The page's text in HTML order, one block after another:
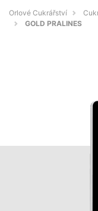
Orlové Cukrářství
GOLD PRALINES